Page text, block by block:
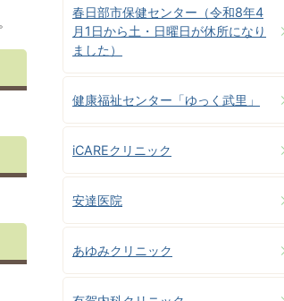
春日部市保健センター（令和8年4
月1日から土・日曜日が休所になり
ました）
健康福祉センター「ゆっく武里」
iCAREクリニック
安達医院
あゆみクリニック